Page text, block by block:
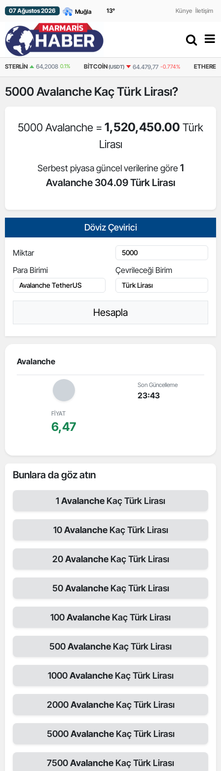
07 Ağustos 2026 13° Künye İletişim
64,2008 0.1% BITCOIN (USDT) 64.479,77 -0.774% ETHEREUM(USDT)
5000Avalanche Kaç Türk Lirası?
5000 Avalanche = 1,520,450.00 Türk
Lirası
Serbest piyasa güncel verilerine göre 1
Avalanche 304.09 Türk Lirası
Döviz Çevirici
Miktar
Para Birimi
Çevrileceği Birim
Hesapla
Avalanche
Son Güncelleme
23:43
FİYAT
6,47
Bunlara da göz atın
1 Avalanche Kaç Türk Lirası
10Avalanche Kaç Türk Lirası
20Avalanche Kaç Türk Lirası
50Avalanche Kaç Türk Lirası
100Avalanche Kaç Türk Lirası
500Avalanche Kaç Türk Lirası
1000Avalanche Kaç Türk Lirası
2000Avalanche Kaç Türk Lirası
5000Avalanche Kaç Türk Lirası
7500Avalanche Kaç Türk Lirası